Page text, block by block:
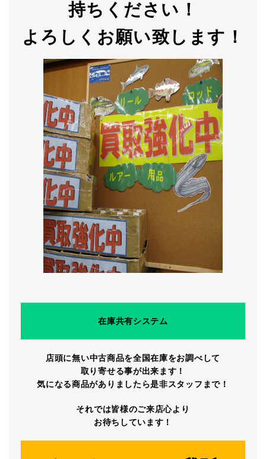
持ちください！
よろしくお願い致します！
在庫共有システム
店頭に無い中古商品を全国在庫をお調べして
取り寄せる事が出来ます！
気になる商品がありましたら是非スタッフまで！
それでは皆様のご来店心より
お待ちしています！